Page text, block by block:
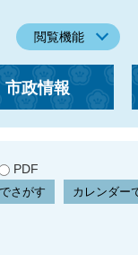
閲覧機能
市政情報
PDF
さがす カレンダー